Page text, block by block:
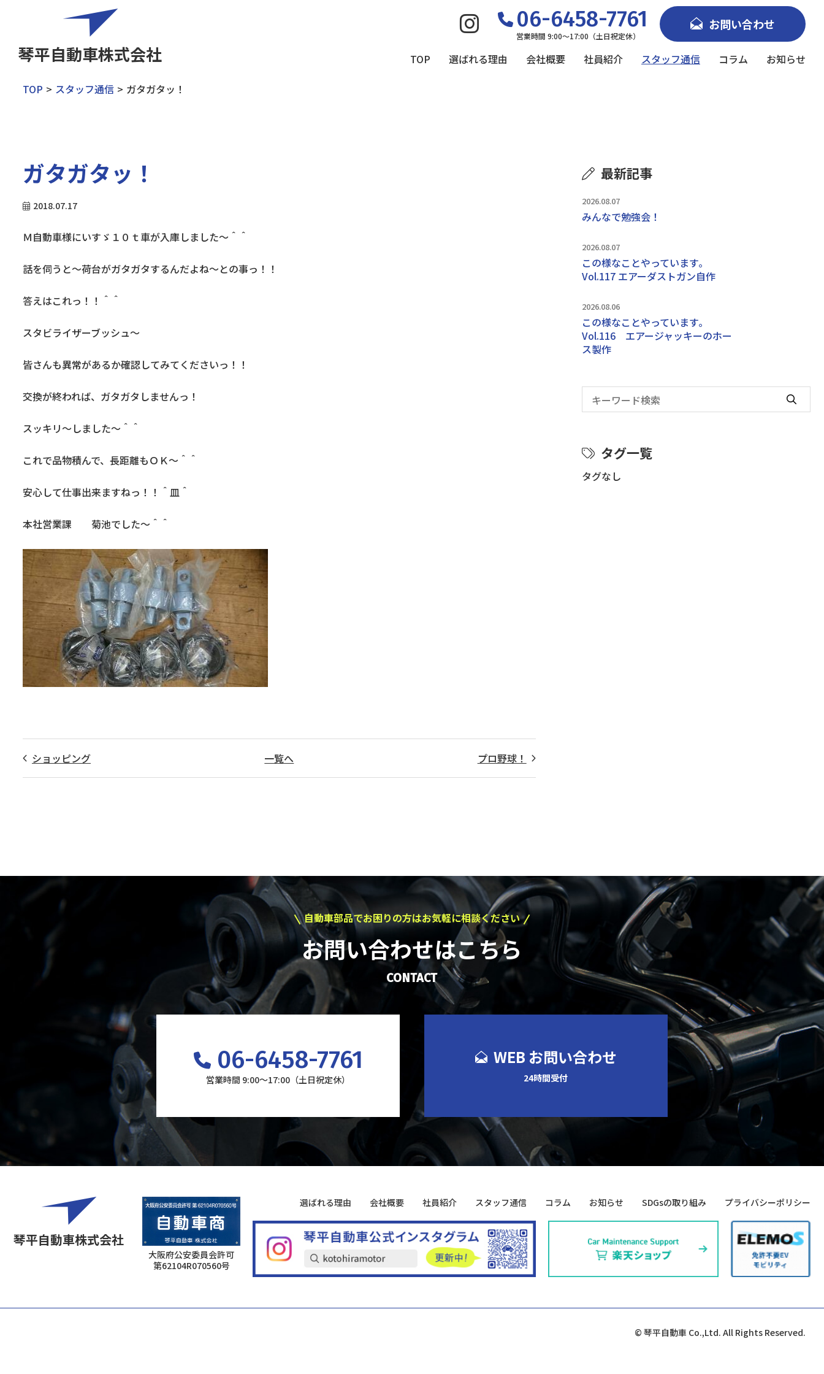
琴平自動車株式会社
06-6458-7761
営業時間 9:00～17:00（土日祝定休）
お問い合わせ
TOP 選ばれる理由 会社概要 社員紹介 スタッフ通信 コラム お知らせ
TOP スタッフ通信 ガタガタッ！
ガタガタッ！
2018.07.17
Ｍ自動車様にいすゞ１０ｔ車が入庫しました～＾＾
話を伺うと～荷台がガタガタするんだよね～との事っ！！
答えはこれっ！！＾＾
スタビライザーブッシュ～
皆さんも異常があるか確認してみてくださいっ！！
交換が終われば、ガタガタしませんっ！
スッキリ～しました～＾＾
これで品物積んで、長距離もＯＫ～＾＾
安心して仕事出来ますねっ！！＾皿＾
本社営業課 菊池でした～＾＾
ショッピング 一覧へ プロ野球！
最新記事
2026.08.07
みんなで勉強会！
2026.08.07
この様なことやっています｡
Vol.117 エアーダストガン自作
2026.08.06
この様なことやっています｡
Vol.116 エアージャッキーのホー
ス製作
タグ一覧
タグなし
自動車部品でお困りの方はお気軽に相談ください
お問い合わせはこちら
CONTACT
06-6458-7761
営業時間 9:00～17:00（土日祝定休）
WEB お問い合わせ
24時間受付
琴平自動車株式会社
大阪府公安委員会許可
第62104R070560号
選ばれる理由 会社概要 社員紹介 スタッフ通信 コラム お知らせ SDGsの取り組み プライバシーポリシー
© 琴平自動車 Co.,Ltd. All Rights Reserved.